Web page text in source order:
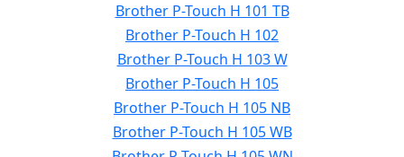
Brother P-Touch H 101 TB
Brother P-Touch H 102
Brother P-Touch H 103 W
Brother P-Touch H 105
Brother P-Touch H 105 NB
Brother P-Touch H 105 WB